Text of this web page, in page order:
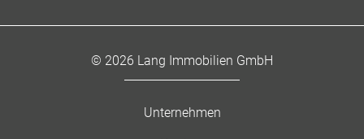
© 2026 Lang Immobilien GmbH
Unternehmen